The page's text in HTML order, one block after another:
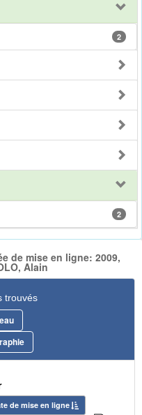
2
2
de mise en ligne: 2009,
Alain
trouvés
de mise en ligne